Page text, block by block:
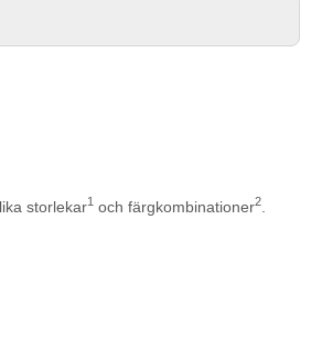
storlekar1 och färgkombinationer2.